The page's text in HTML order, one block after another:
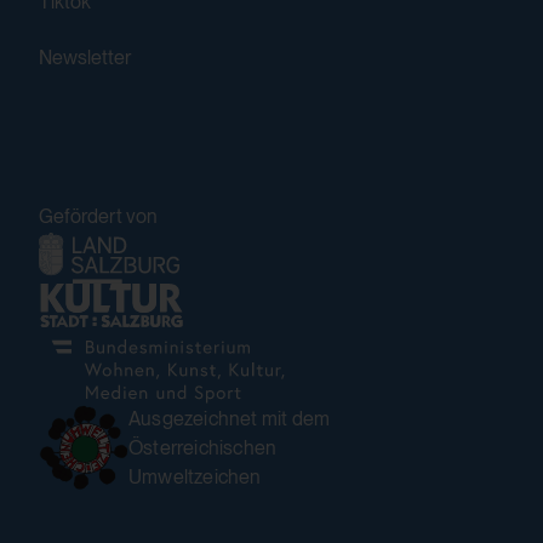
Domain:
Drittanbieter:
Nein
Drittanbieter:
Ja
HTML Local Storage:
yt-remote-connected-devices
Verwendungszweck:
Newsletter
Gefördert von
Ausgezeichnet mit dem
Österreichischen
Umweltzeichen